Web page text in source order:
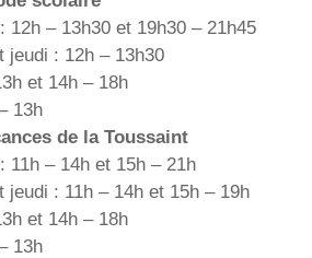
12h – 13h30 et 19h30 – 21h45
jeudi : 12h – 13h30
et 14h – 18h
13h
de la Toussaint
11h – 14h et 15h – 21h
jeudi : 11h – 14h et 15h – 19h
et 14h – 18h
13h